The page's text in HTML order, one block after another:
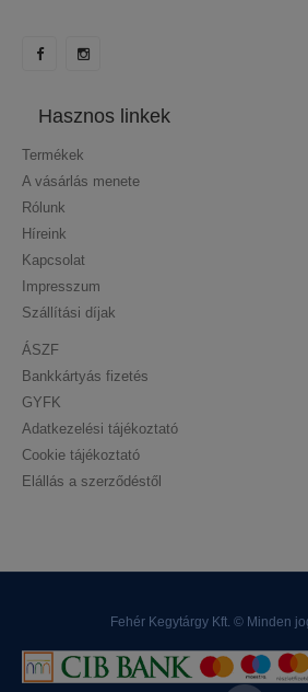
Hasznos linkek
Termékek
A vásárlás menete
Rólunk
Híreink
Kapcsolat
Impresszum
Szállítási díjak
ÁSZF
Bankkártyás fizetés
GYFK
Adatkezelési tájékoztató
Cookie tájékoztató
Elállás a szerződéstől
Fehér Kegytárgy Kft. © Minden